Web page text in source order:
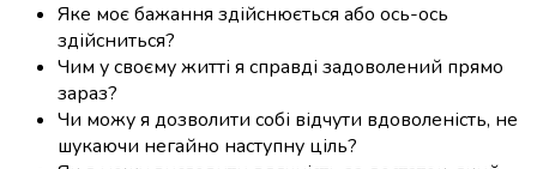
Яке моє бажання здійснюється або ось-ось
здійсниться?
Чим у своєму житті я справді задоволений прямо
зараз?
Чи можу я дозволити собі відчути вдоволеність, не
шукаючи негайно наступну ціль?